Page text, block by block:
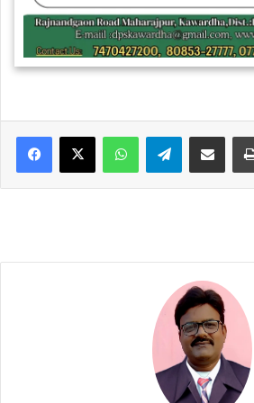
WhatsAppTelegramShare via Email